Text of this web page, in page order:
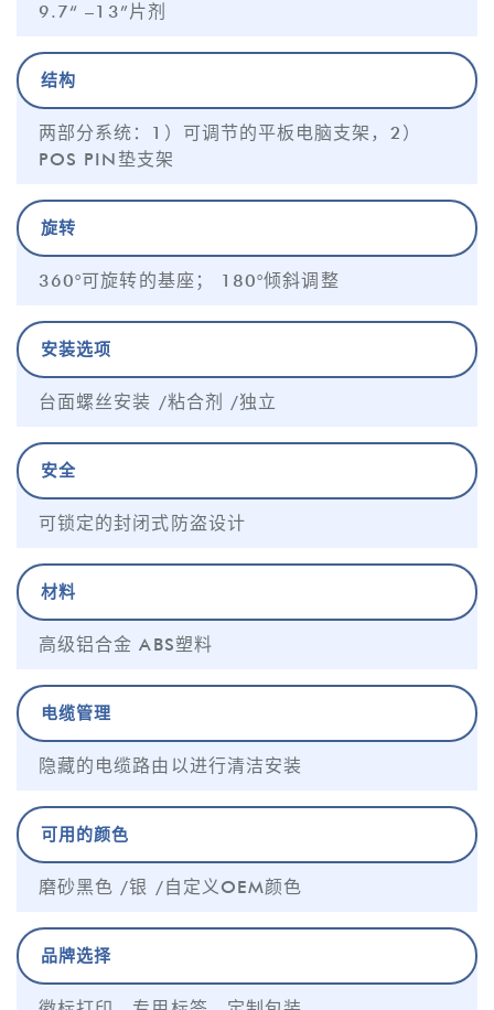
9.7“ –13”片剂
结构
两部分系统：1）可调节的平板电脑支架，2）
POS PIN垫支架
旋转
360°可旋转的基座； 180°倾斜调整
安装选项
台面螺丝安装 /粘合剂 /独立
安全
可锁定的封闭式防盗设计
材料
高级铝合金 ABS塑料
电缆管理
隐藏的电缆路由以进行清洁安装
可用的颜色
磨砂黑色 /银 /自定义OEM颜色
品牌选择